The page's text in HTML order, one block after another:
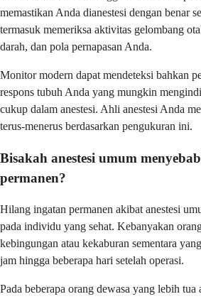
memastikan Anda dianestesi dengan benar
termasuk memeriksa aktivitas gelombang
darah, dan pola pernapasan Anda.
Monitor modern dapat mendeteksi bahkan
respons tubuh Anda yang mungkin
cukup dalam anestesi. Ahli anestesi Anda
terus-menerus berdasarkan pengukuran ini.
Bisakah anestesi umum
permanen?
Hilang ingatan permanen akibat anestesi
pada individu yang sehat. Kebanyakan
kebingungan atau kekaburan sementara
jam hingga beberapa hari setelah operasi.
Pada beberapa orang dewasa yang lebih tua